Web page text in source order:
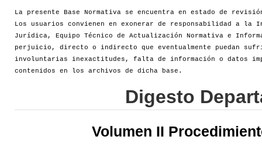
La presente Base Normativa se encuentra en estado de
Los usuarios convienen en exonerar de responsabilidad a la
Jurídica, Equipo Técnico de Actualización Normativa e
perjuicio, directo o indirecto que eventualmente puedan
involuntarias inexactitudes, falta de información o datos
contenidos en los archivos de dicha base.
Digesto
Volumen II